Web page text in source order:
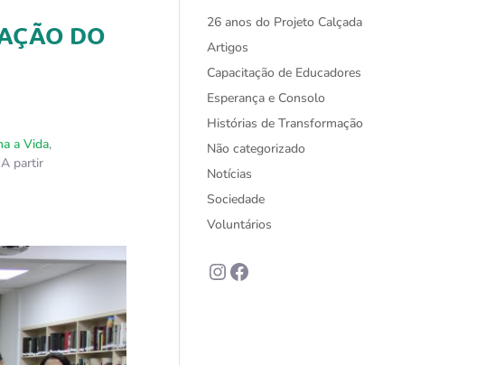
DO
a Vida,
partir
26 anos do Projeto Calçada
Artigos
Capacitação de Educadores
Esperança e Consolo
Histórias de Transformação
Não categorizado
Notícias
Sociedade
Voluntários
Instagram
Facebook